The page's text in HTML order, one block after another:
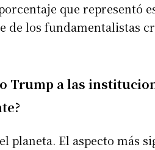
que representó
de los fundamentalistas
Trump a las
planeta. El aspecto más